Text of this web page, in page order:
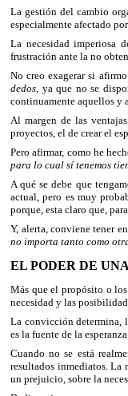
La gestión del cambio
especialmente afectado
La necesidad imperiosa
frustración ante la no
No creo exagerar si
dedos, ya que no se
continuamente aquellos y
Al margen de las
proyectos, el de crear el
Pero afirmar, como he
para lo cual sí tenemos
A qué se debe que
actual, pero es muy
porque, esta claro que,
Y, alerta, conviene tener
no importa tanto como
EL PODER DE
Más que el propósito o
necesidad y las
La convicción determina,
es la fuente de la
Cuando no se está
resultados inmediatos. La
un prejuicio, sobre la